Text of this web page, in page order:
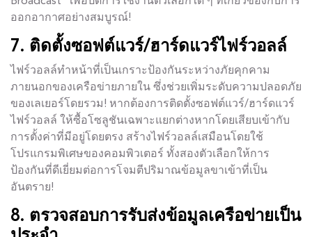
ออกอากาศอย่างสมบูรณ์!
7. ติดตั้งซอฟต์แวร์/ฮาร์ดแวร์ไฟร์วอลล์
ไฟร์วอลล์ทำหน้าที่เป็นเกราะป้องกันระหว่างภัยคุกคาม
ภายนอกของเครือข่ายภายใน ซึ่งช่วยเพิ่มระดับความปลอดภัย
ของเลเยอร์โดยรวม! หากต้องการติดตั้งซอฟต์แวร์/ฮาร์ดแวร์
ไฟร์วอลล์ ให้ซื้อโซลูชันเฉพาะแยกต่างหากโดยเสียบเข้ากับ
การตั้งค่าที่มีอยู่โดยตรง สร้างไฟร์วอลล์เสมือนโดยใช้
โปรแกรมพิเศษของคอมพิวเตอร์ ทั้งสองตัวเลือกให้การ
ป้องกันที่ดีเยี่ยมต่อการโจมตีปริมาณข้อมูลขาเข้าที่เป็น
อันตราย!
8. ตรวจสอบการรับส่งข้อมูลเครือข่ายเป็น